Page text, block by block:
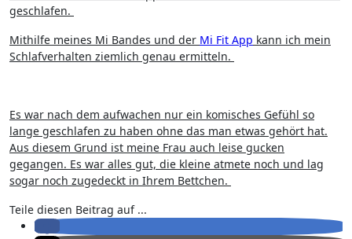
geschlafen.
Mithilfe meines Mi Bandes und der Mi Fit App kann ich mein
Schlafverhalten ziemlich genau ermitteln.
Es war nach dem aufwachen nur ein komisches Gefühl so
lange geschlafen zu haben ohne das man etwas gehört hat.
Aus diesem Grund ist meine Frau auch leise gucken
gegangen. Es war alles gut, die kleine atmete noch und lag
sogar noch zugedeckt in Ihrem Bettchen.
Teile diesen Beitrag auf ...